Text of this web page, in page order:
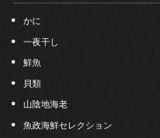
かに
一夜干し
鮮魚
貝類
山陰地海老
魚政海鮮セレクション